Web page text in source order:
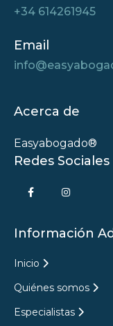
+34 614261945
Email
Acerca de
Easyabogado®
Redes Sociales
Información
Inicio
Quiénes somos
Especialistas